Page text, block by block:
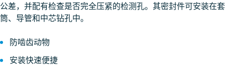
公差，并配有检查是否完全压紧的检测孔。其密封件可安装在套
筒、导管和中芯钻孔中。
防啮齿动物
安装快速便捷